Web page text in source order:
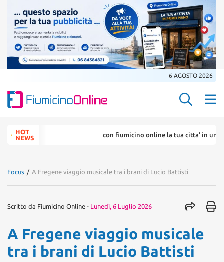
6 AGOSTO 2026
Search
for:HOT
NEWS
con fiumicino online la tua citta' in un ...
Focus / A Fregene viaggio musicale tra i brani di Lucio Battisti
Scritto da Fiumicino Online - Lunedì, 6 Luglio 2026
A Fregene viaggio musicale
tra i brani di Lucio Battisti